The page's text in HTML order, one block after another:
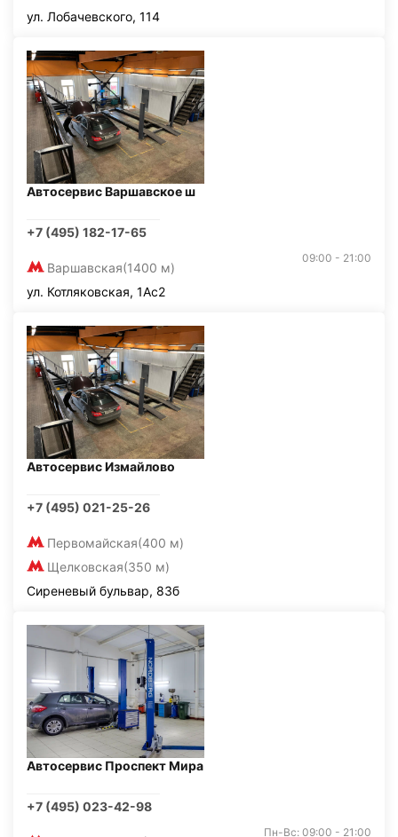
ул. Лобачевского, 114
Автосервис Варшавское ш
+7 (495) 182-17-65
Варшавская(1400 м)
09:00 - 21:00
ул. Котляковская, 1Ас2
Автосервис Измайлово
+7 (495) 021-25-26
Первомайская(400 м)
Щелковская(350 м)
Сиреневый бульвар, 83б
Автосервис Проспект Мира
+7 (495) 023-42-98
Пн-Вс: 09:00 - 21:00